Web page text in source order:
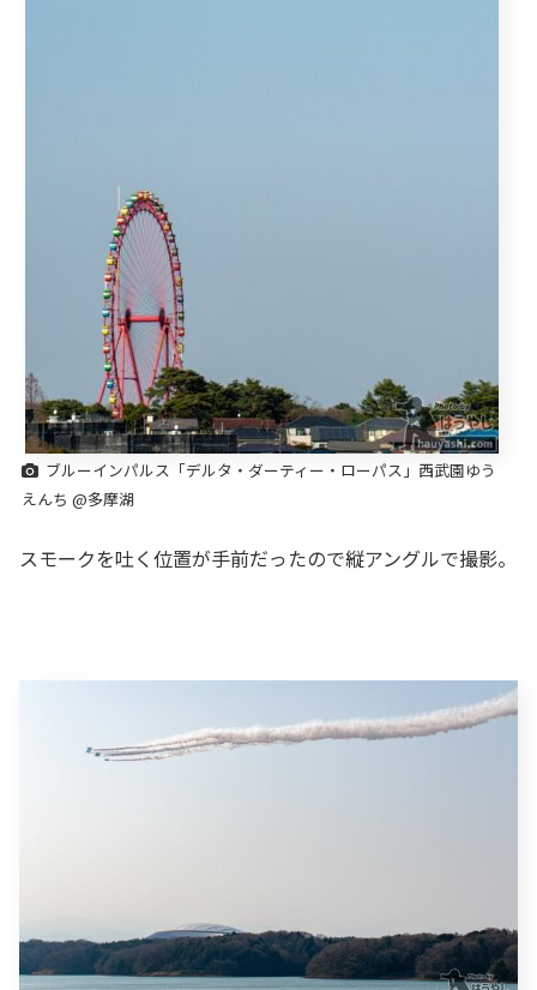
ブルーインパルス「デルタ・ダーティー・ローパス」西武園ゆう
えんち @多摩湖
スモークを吐く位置が手前だったので縦アングルで撮影。